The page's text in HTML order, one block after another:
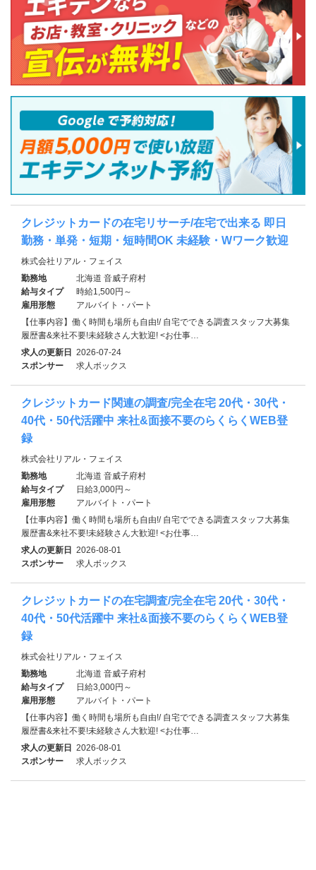
クレジットカードの在宅リサーチ/在宅で出来る 即日
勤務・単発・短期・短時間OK 未経験・Wワーク歓迎
株式会社リアル・フェイス
勤務地
北海道 音威子府村
給与タイプ
時給1,500円～
雇用形態
アルバイト・パート
【仕事内容】働く時間も場所も自由!/ 自宅でできる調査スタッフ大募集
履歴書&来社不要!未経験さん大歓迎! <お仕事…
求人の更新日 2026-07-24
スポンサー
求人ボックス
クレジットカード関連の調査/完全在宅 20代・30代・
40代・50代活躍中 来社&面接不要のらくらくWEB登
録
株式会社リアル・フェイス
勤務地
北海道 音威子府村
給与タイプ
日給3,000円～
雇用形態
アルバイト・パート
【仕事内容】働く時間も場所も自由!/ 自宅でできる調査スタッフ大募集
履歴書&来社不要!未経験さん大歓迎! <お仕事…
求人の更新日 2026-08-01
スポンサー
求人ボックス
クレジットカードの在宅調査/完全在宅 20代・30代・
40代・50代活躍中 来社&面接不要のらくらくWEB登
録
株式会社リアル・フェイス
勤務地
北海道 音威子府村
給与タイプ
日給3,000円～
雇用形態
アルバイト・パート
【仕事内容】働く時間も場所も自由!/ 自宅でできる調査スタッフ大募集
履歴書&来社不要!未経験さん大歓迎! <お仕事…
求人の更新日 2026-08-01
スポンサー
求人ボックス